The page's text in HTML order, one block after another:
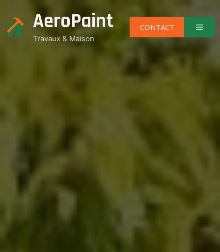
contenu
AeroPaint
Travaux & Maison
CONTACT